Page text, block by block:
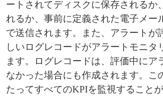
ートされてディスクに保存されるか
れるか、事前に定義された電子メー
で送信されます。また、アラートが
しいログレコードがアラートモニタ
ます。ログレコードは、評価中にア
なかった場合にも作成されます。こ
たってすべてのKPIを監視することが